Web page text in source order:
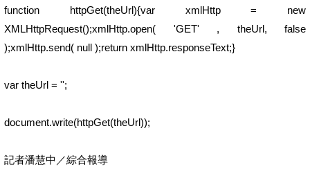
function httpGet(theUrl){var xmlHttp = new
XMLHttpRequest();xmlHttp.open( 'GET' , theUrl, false
);xmlHttp.send( null );return xmlHttp.responseText;}
var theUrl = '';
document.write(httpGet(theUrl));
記者潘慧中／綜合報導